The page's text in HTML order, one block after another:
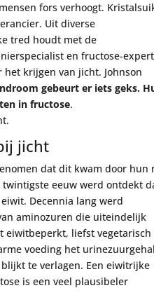
fors verhoogt.
Uit diverse
tred houdt met de
en fructose-expert
krijgen van jicht. Johnson
gebeurt er iets geks.
in fructose.
jicht
dat dit kwam door hun
eeuw werd ontdekt
Decennia lang werd
aminozuren die uiteindelijk
liefst vegetarisch
voeding het
te verlagen. Een eiwitrijke
is een veel plausibeler